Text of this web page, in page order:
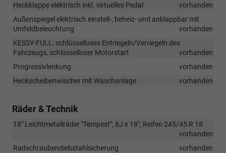
Heckklappe elektrisch inkl. virtuelles Pedal
vorhanden
Außenspiegel elektrisch einstell-, beheiz- und anklappbar mit
Umfeldbeleuchtung
vorhanden
KESSY-FULL: schlüsselloses Entriegeln/Verriegeln des
Fahrzeugs, schlüsselloser Motorstart
vorhanden
Progressivlenkung
vorhanden
Heckscheibenwischer mit Waschanlage
vorhanden
Räder & Technik
18" Leichtmetallräder "Tempest", 8J x 18", Reifen 245/45 R 18
vorhanden
Radschraubendiebstahlsicherung
vorhanden